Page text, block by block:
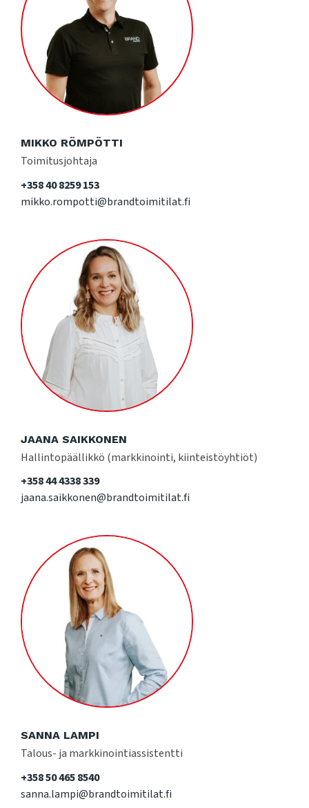
MIKKO RÖMPÖTTI
Toimitusjohtaja
+358 40 8259 153
mikko.rompotti@brandtoimitilat.fi
JAANA SAIKKONEN
Hallintopäällikkö (markkinointi, kiinteistöyhtiöt)
+358 44 4338 339
jaana.saikkonen@brandtoimitilat.fi
SANNA LAMPI
Talous- ja markkinointiassistentti
+358 50 465 8540
sanna.lampi@brandtoimitilat.fi